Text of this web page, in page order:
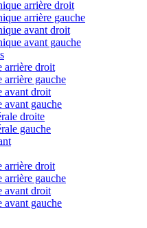
arrière droit
arrière gauche
avant droit
avant gauche
arrière droit
gauche
avant droit
gauche
droite
gauche
arrière droit
arrière gauche
avant droit
avant gauche